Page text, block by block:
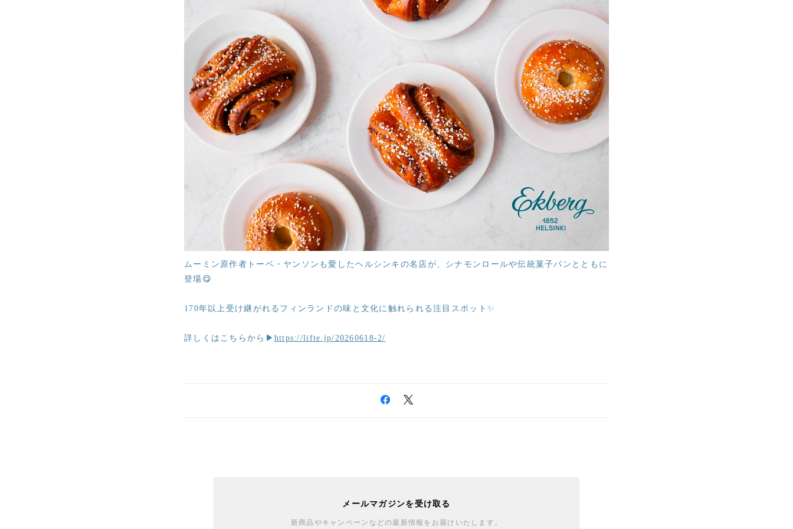
ムーミン原作者トーベ・ヤンソンも愛したヘルシンキの名店が、シナモンロールや伝統菓子パンとともに
登場😋
170年以上受け継がれるフィンランドの味と文化に触れられる注目スポット✨
詳しくはこちらから▶ https://lifte.jp/20260618-2/
メールマガジンを受け取る
新商品やキャンペーンなどの最新情報をお届けいたします。